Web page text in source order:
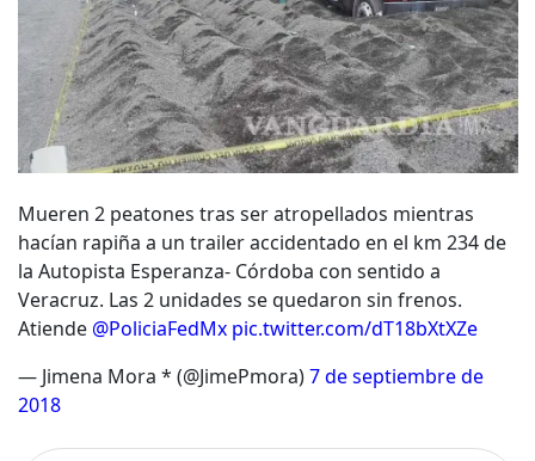
Mueren 2 peatones tras ser atropellados mientras
hacían rapiña a un trailer accidentado en el km 234 de
la Autopista Esperanza- Córdoba con sentido a
Veracruz. Las 2 unidades se quedaron sin frenos.
Atiende @PoliciaFedMx pic.twitter.com/dT18bXtXZe
— Jimena Mora * (@JimePmora)7 de septiembre de
2018